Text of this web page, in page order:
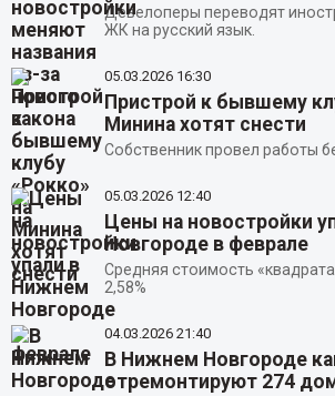
Девелоперы переводят
ЖК на русский язык.
05.03.2026 16:30
Пристрой к бывшему
Минина хотят снести
Собственник провел работы
05.03.2026 12:40
Цены на новостройки
Новгороде в феврале
Средняя стоимость
2,58%
04.03.2026 21:40
В Нижнем Новгороде
отремонтируют 274